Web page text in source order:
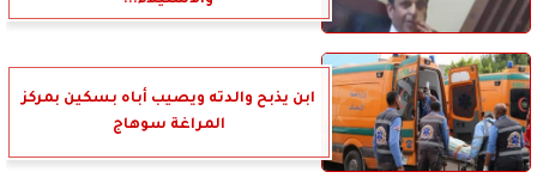
ابن يذبح والدته ويصيب أباه بسكين بمركز
المراغة سوهاج